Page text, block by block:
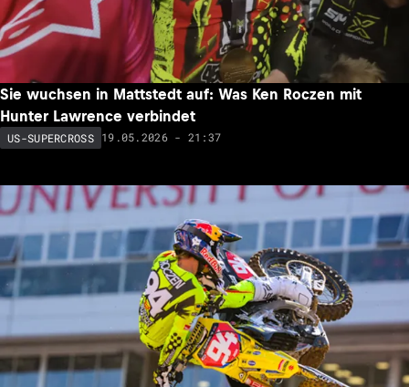
Sie wuchsen in Mattstedt auf: Was Ken Roczen mit
Hunter Lawrence verbindet
US-SUPERCROSS 19.05.2026 - 21:37